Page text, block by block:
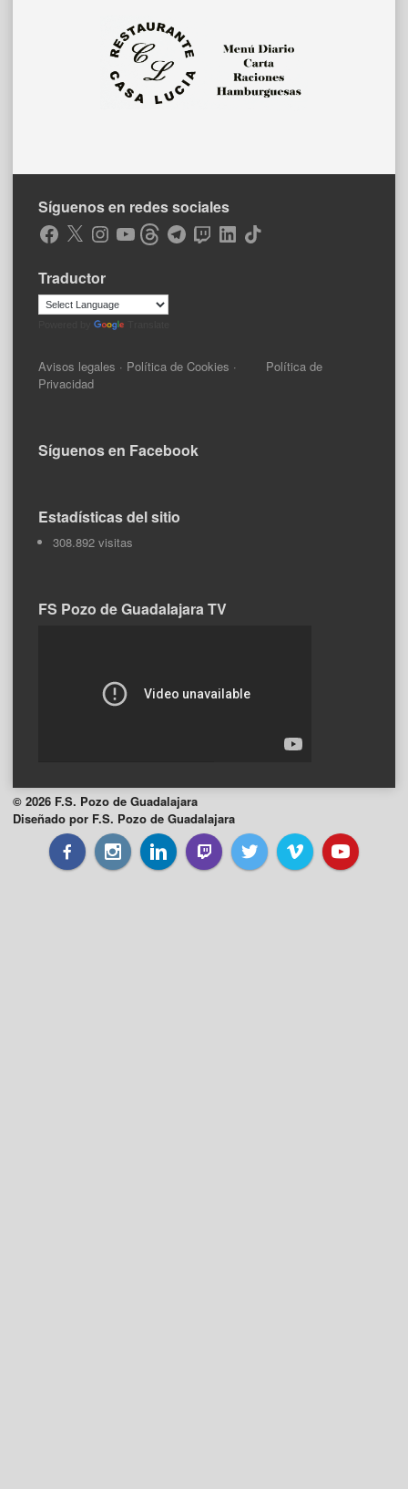
Síguenos en redes sociales
Facebook
X Instagram
YouTubeThreadsTelegramTwitchLinkedIn
TikTok
Traductor
Avisos legales · Política de Cookies · Política de
Privacidad
Síguenos en Facebook
Estadísticas del sitio
308.892 visitas
FS Pozo de Guadalajara TV
© 2026 F.S. Pozo de Guadalajara
Diseñado por F.S. Pozo de Guadalajara